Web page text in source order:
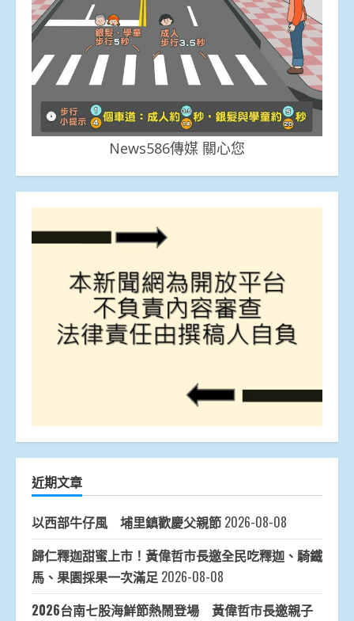
News586傳媒 關心您
近期文章
以西部牛仔風 埔里鎮歡慶父親節 2026-08-08
歸仁釋迦甜蜜上市！黃偉哲市長邀全民吃釋迦、騎鐵
馬、果園採果一次滿足 2026-08-08
2026台南七股海鮮節熱鬧登場 黃偉哲市長邀親子